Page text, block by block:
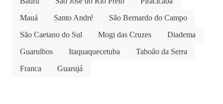
Mauá
Santo André
São Bernardo do Campo
São Caetano do Sul
Mogi das Cruzes
Diadema
Guarulhos
Itaquaquecetuba
Taboão da Serra
Franca
Guarujá